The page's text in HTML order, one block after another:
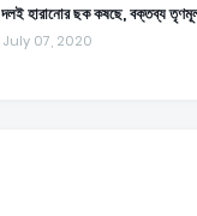
দলই হারানোর ছক কষছে, বক্তব্য তৃণমূল
July 07, 2020